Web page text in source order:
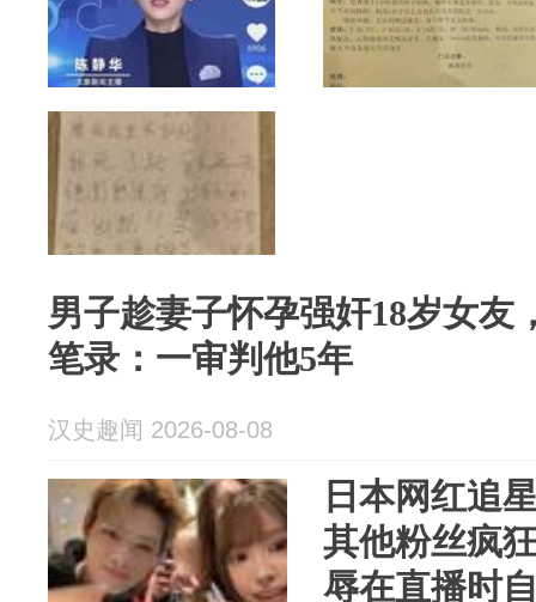
男子趁妻子怀孕强奸18岁女友
笔录：一审判他5年
汉史趣闻 2026-08-08
日本网红追
其他粉丝疯
辱在直播时